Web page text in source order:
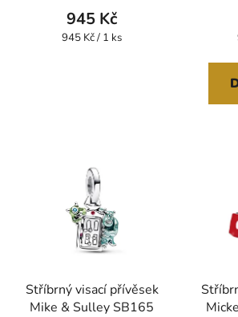
945 Kč
Měrná
945 Kč / 1 ks
Stříbrný visací přívěsek
Mike & Sulley SB165